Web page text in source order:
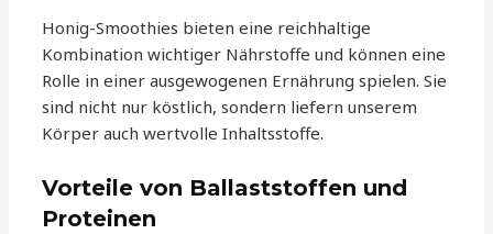
Honig-Smoothies bieten eine reichhaltige
Kombination wichtiger Nährstoffe und können eine
Rolle in einer ausgewogenen Ernährung spielen. Sie
sind nicht nur köstlich, sondern liefern unserem
Körper auch wertvolle Inhaltsstoffe.
Vorteile von Ballaststoffen und
Proteinen